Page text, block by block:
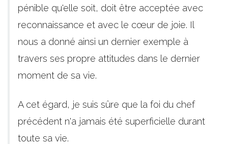
pénible qu'elle soit, doit être acceptée avec
reconnaissance et avec le cœur de joie. Il
nous a donné ainsi un dernier exemple à
travers ses propre attitudes dans le dernier
moment de sa vie.
A cet égard, je suis sûre que la foi du chef
précédent n'a jamais été superficielle durant
toute sa vie.